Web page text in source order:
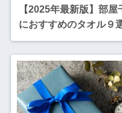
【2025年最新版】部
におすすめのタオル９